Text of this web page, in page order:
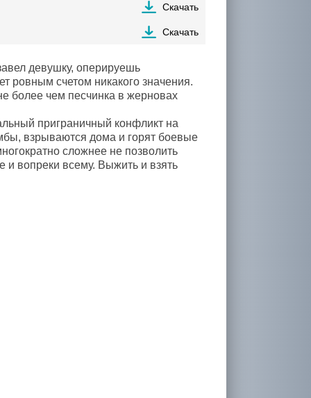
Скачать
Скачать
девушку, оперируешь
ровным счетом никакого значения.
более чем песчинка в жерновах
приграничный конфликт на
взрываются дома и горят боевые
сложнее не позволить
и вопреки всему. Выжить и взять